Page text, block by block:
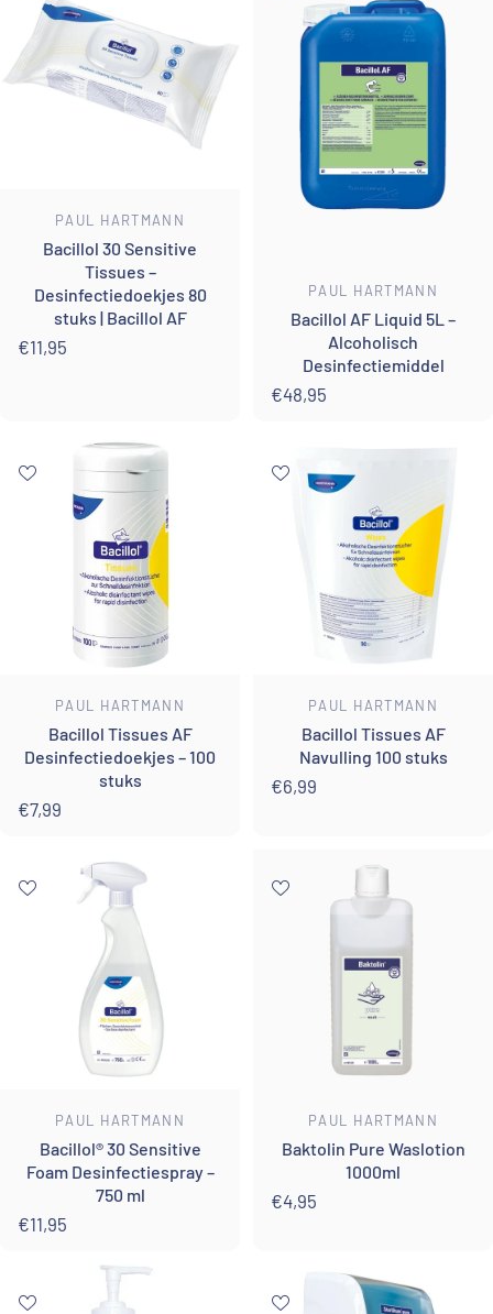
Leverancier:
PAUL HARTMANN
Bacillol 30 Sensitive
Tissues –
Desinfectiedoekjes 80
stuks | Bacillol AF
€11,95
Leverancier:
PAUL HARTMANN
Bacillol AF Liquid 5L –
Alcoholisch
Desinfectiemiddel
€48,95
Leverancier:
PAUL HARTMANN
Bacillol Tissues AF
Desinfectiedoekjes – 100
stuks
€7,99
Leverancier:
PAUL HARTMANN
Bacillol Tissues AF
Navulling 100 stuks
€6,99
Leverancier:
PAUL HARTMANN
Bacillol® 30 Sensitive
Foam Desinfectiespray –
750 ml
€11,95
Leverancier:
PAUL HARTMANN
Baktolin Pure Waslotion
1000ml
€4,95